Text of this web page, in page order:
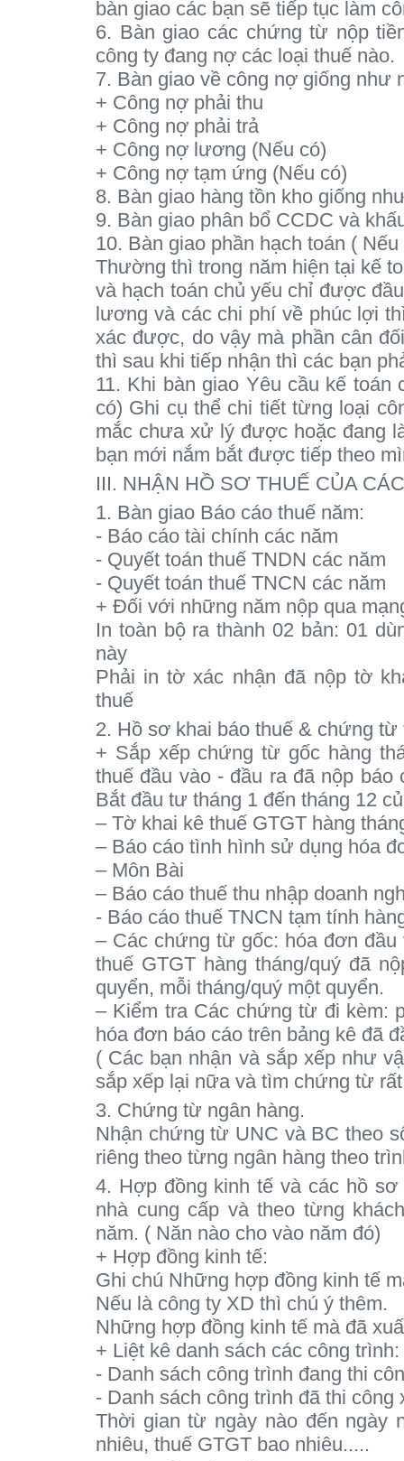
bàn giao các bạn sẽ tiếp tục làm
6. Bàn giao các chứng từ nộp
công ty đang nợ các loại thuế nào.
7. Bàn giao về công nợ giống như
+ Công nợ phải thu
+ Công nợ phải trả
+ Công nợ lương (Nếu có)
+ Công nợ tạm ứng (Nếu có)
8. Bàn giao hàng tồn kho giống
9. Bàn giao phân bổ CCDC và
10. Bàn giao phần hạch toán ( Nếu
Thường thì trong năm hiện tại kế
và hạch toán chủ yếu chỉ được
lương và các chi phí về phúc lợi
xác được, do vậy mà phần cân
thì sau khi tiếp nhận thì các bạn
11. Khi bàn giao Yêu cầu kế
có) Ghi cụ thể chi tiết từng loại
mắc chưa xử lý được hoặc đang
bạn mới nắm bắt được tiếp theo
III. NHẬN HỒ SƠ THUẾ CỦA
1. Bàn giao Báo cáo thuế năm:
- Báo cáo tài chính các năm
- Quyết toán thuế TNDN các năm
- Quyết toán thuế TNCN các năm
+ Đối với những năm nộp qua
In toàn bộ ra thành 02 bản: 01
này
Phải in tờ xác nhận đã nộp tờ
thuế
2. Hồ sơ khai báo thuế & chứng từ
+ Sắp xếp chứng từ gốc hàng
thuế đầu vào - đầu ra đã nộp
Bắt đầu tư tháng 1 đến tháng 12
– Tờ khai kê thuế GTGT hàng
– Báo cáo tình hình sử dụng hóa
– Môn Bài
– Báo cáo thuế thu nhập doanh
- Báo cáo thuế TNCN tạm tính
– Các chứng từ gốc: hóa đơn
thuế GTGT hàng tháng/quý đã
quyển, mỗi tháng/quý một quyển.
– Kiểm tra Các chứng từ đi kèm:
hóa đơn báo cáo trên bảng kê đã
( Các bạn nhận và sắp xếp như
sắp xếp lại nữa và tìm chứng từ
3. Chứng từ ngân hàng.
Nhận chứng từ UNC và BC theo
riêng theo từng ngân hàng theo
4. Hợp đồng kinh tế và các hồ
nhà cung cấp và theo từng
năm. ( Năn nào cho vào năm đó)
+ Hợp đồng kinh tế:
Ghi chú Những hợp đồng kinh tế
Nếu là công ty XD thì chú ý thêm.
Những hợp đồng kinh tế mà đã
+ Liệt kê danh sách các công trình:
- Danh sách công trình đang thi
- Danh sách công trình đã thi
Thời gian từ ngày nào đến ngày
nhiêu, thuế GTGT bao nhiêu.....